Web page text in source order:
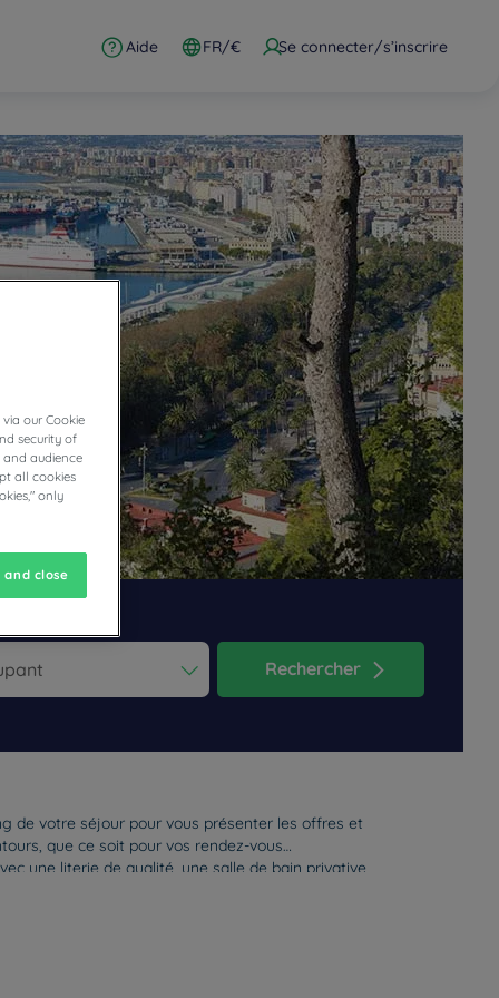
Aide FR/€ Se connecter/s’inscrire
Rechercher
de votre séjour pour vous présenter les offres et
que ce soit pour vos rendez-vous
une literie de qualité, une salle de bain privative,
our Cookie
security of
and audience
all cookies
only
and close